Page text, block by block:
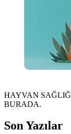
HAYVAN
BURADA.
Son Yazılar